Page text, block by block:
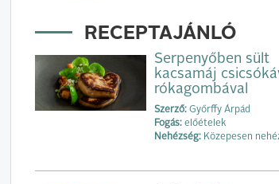
RECEPTAJÁNLÓ
Serpenyőben sült
kacsamáj
rókagombával
Szerző: Győrffy Árpád
Fogás: előételek
Nehézség: Közepesen